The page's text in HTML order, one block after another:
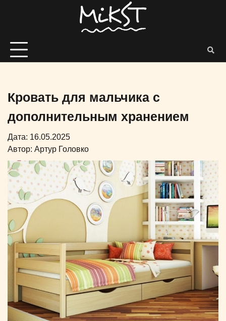
Кровать для мальчика с
дополнительным хранением
Дата: 16.05.2025
Автор: Артур Головко